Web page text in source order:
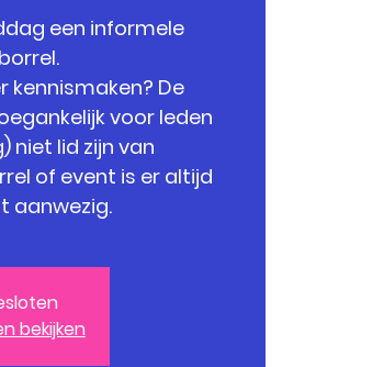
een informele
kennismaken? De
voor leden
niet lid zijn van
of event is er altijd
een Community Host aanwezig.
bekijken